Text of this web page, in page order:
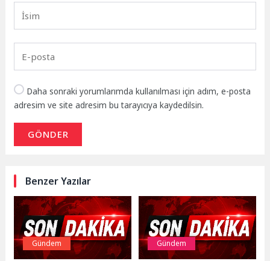
Daha sonraki yorumlarımda kullanılması için adım, e-posta
adresim ve site adresim bu tarayıcıya kaydedilsin.
GÖNDER
Benzer Yazılar
Gündem Gündem